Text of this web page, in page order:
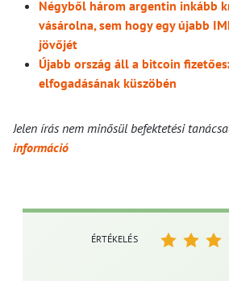
Négyből három argentin inkább
vásárolna, sem hogy egy újabb
jövőjét
Újabb ország áll a bitcoin
elfogadásának küszöbén
Jelen írás nem minősül befektetési
információ
ÉRTÉKELÉS